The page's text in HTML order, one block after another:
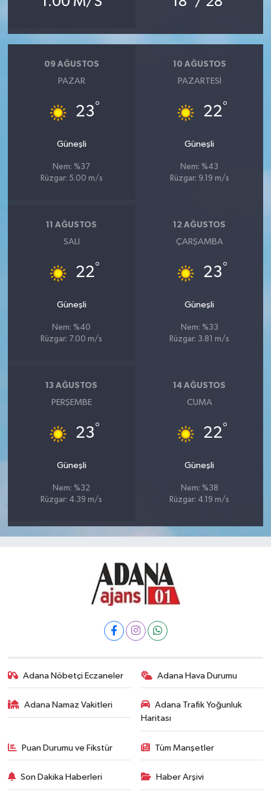
09 AĞUSTOS
PAZAR
23°
Güneşli
Nem: %37
Rüzgar: 5.00 m/s
10 AĞUSTOS
PAZARTESI
22°
Güneşli
Nem: %43
Rüzgar: 9.19 m/s
11 AĞUSTOS
SALI
22°
Güneşli
Nem: %40
Rüzgar: 7.00 m/s
12 AĞUSTOS
ÇARŞAMBA
23°
Güneşli
Nem: %33
Rüzgar: 3.81 m/s
13 AĞUSTOS
PERŞEMBE
23°
Güneşli
Nem: %32
Rüzgar: 4.39 m/s
14 AĞUSTOS
CUMA
22°
Güneşli
Nem: %38
Rüzgar: 4.19 m/s
Adana Nöbetçi Eczaneler Adana Hava Durumu
Adana Namaz Vakitleri
Adana Trafik Yoğunluk
Haritası
Puan Durumu ve Fikstür Tüm Manşetler
Son Dakika Haberleri Haber Arşivi